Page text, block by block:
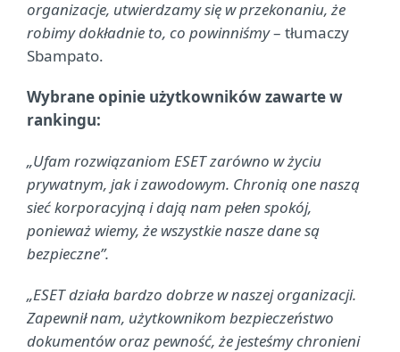
organizacje, utwierdzamy się w przekonaniu, że
robimy dokładnie to, co powinniśmy– tłumaczy
Sbampato.
Wybrane opinie użytkowników zawarte w
rankingu:
„Ufam rozwiązaniom ESET zarówno w życiu
prywatnym, jak i zawodowym. Chronią one naszą
sieć korporacyjną i dają nam pełen spokój,
ponieważ wiemy, że wszystkie nasze dane są
bezpieczne”.
„ESET działa bardzo dobrze w naszej organizacji.
Zapewnił nam, użytkownikom bezpieczeństwo
dokumentów oraz pewność, że jesteśmy chronieni